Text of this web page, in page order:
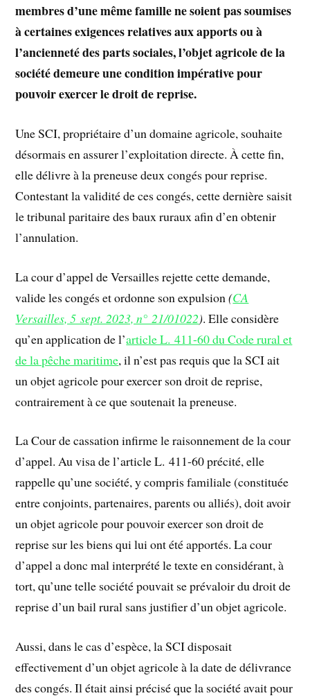
membres d’une même famille ne soient pas soumises
à certaines exigences relatives aux apports ou à
l’ancienneté des parts sociales, l’objet agricole de la
société demeure une condition impérative pour
pouvoir exercer le droit de reprise.
Une SCI, propriétaire d’un domaine agricole, souhaite
désormais en assurer l’exploitation directe. À cette fin,
elle délivre à la preneuse deux congés pour reprise.
Contestant la validité de ces congés, cette dernière saisit
le tribunal paritaire des baux ruraux afin d’en obtenir
l’annulation.
La cour d’appel de Versailles rejette cette demande,
valide les congés et ordonne son expulsion(CA
Versailles, 5 sept. 2023, n° 21/01022). Elle considère
qu’en application de l’article L. 411-60 du Code rural et
de la pêche maritime, il n’est pas requis que la SCI ait
un objet agricole pour exercer son droit de reprise,
contrairement à ce que soutenait la preneuse.
La Cour de cassation infirme le raisonnement de la cour
d’appel. Au visa de l’article L. 411-60 précité, elle
rappelle qu’une société, y compris familiale (constituée
entre conjoints, partenaires, parents ou alliés), doit avoir
un objet agricole pour pouvoir exercer son droit de
reprise sur les biens qui lui ont été apportés. La cour
d’appel a donc mal interprété le texte en considérant, à
tort, qu’une telle société pouvait se prévaloir du droit de
reprise d’un bail rural sans justifier d’un objet agricole.
Aussi, dans le cas d’espèce, la SCI disposait
effectivement d’un objet agricole à la date de délivrance
des congés. Il était ainsi précisé que la société avait pour